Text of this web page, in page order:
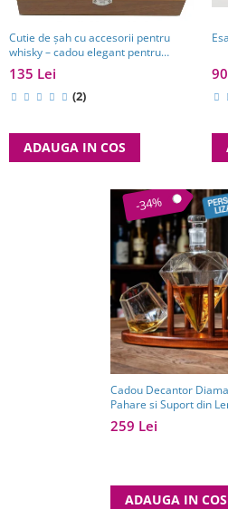
Cutie de șah cu accesorii pentru
whisky – cadou elegant pentru
bărbați pasionați de strategie. TOP
10 Cadouri Barbati
135 Lei
(2)
ADAUGA IN COS
-34%
Cadou Decantor
Pahare si Suport din
259 Lei
ADAUGA IN COS